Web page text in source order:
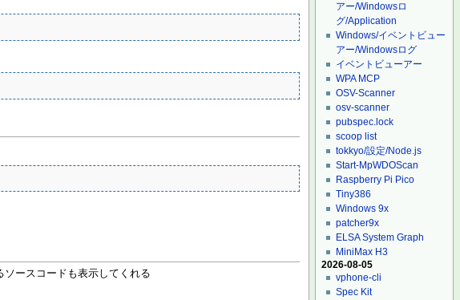
ースコードも表示してくれる
アー/Windowsロ
グ/Application
Windows/イベントビュー
アー/Windowsログ
イベントビューアー
WPA MCP
OSV-Scanner
osv-scanner
pubspec.lock
scoop list
tokkyo/設定/Node.js
Start-MpWDOScan
Raspberry Pi Pico
Tiny386
Windows 9x
patcher9x
ELSA System Graph
MiniMax H3
2026-08-05
vphone-cli
Spec Kit